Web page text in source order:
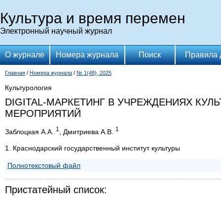
Культура и время перемен
Электронный научный журнал
О журнале Номера журнала Поиск Правила
Главная / Номера журнала / № 1(48), 2025
Культурология
DIGITAL-МАРКЕТИНГ В УЧРЕЖДЕНИЯХ
МЕРОПРИЯТИЙ
Заблоцкая А.А. 1 , Дмитриева А.В. 1
1. Краснодарский государственный институт культуры
Полнотекстовый файл
Пристатейный список: